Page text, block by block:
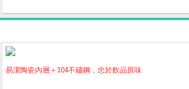
易潔陶瓷內層＋304不鏽鋼，忠於飲品原味